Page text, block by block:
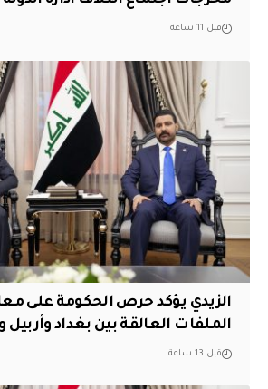
قبل 11 ساعة
الزيدي يؤكد حرص الحكومة على
الملفات العالقة بين بغداد
قبل 13 ساعة